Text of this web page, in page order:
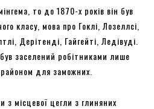
то до 1870-х років він був
класу, мова про Гоклі, Лозеллсі,
Дерітенді, Гайгейті, Ледівуді.
заселений робітниками лише
для заможних.
з місцевої цегли з глиняних